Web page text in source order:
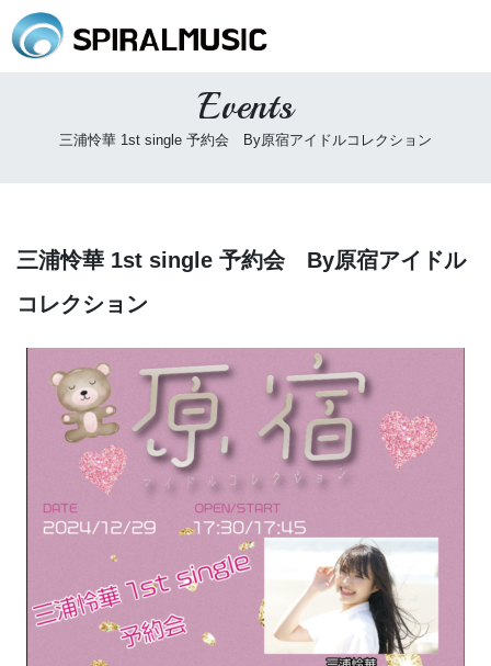
Events
三浦怜華 1st single 予約会 By原宿アイドルコレクション
三浦怜華 1st single 予約会 By原宿アイドル
コレクション